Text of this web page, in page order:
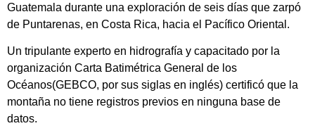
Guatemala durante una exploración de seis días que zarpó
de Puntarenas, en Costa Rica, hacia el Pacífico Oriental.
Un tripulante experto en hidrografía y capacitado por la
organización Carta Batimétrica General de los
Océanos(GEBCO, por sus siglas en inglés) certificó que la
montaña no tiene registros previos en ninguna base de
datos.